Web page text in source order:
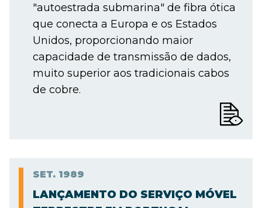
"autoestrada submarina" de fibra ótica
que conecta a Europa e os Estados
Unidos, proporcionando maior
capacidade de transmissão de dados,
muito superior aos tradicionais cabos
de cobre.
SET. 1989
LANÇAMENTO DO SERVIÇO MÓVEL